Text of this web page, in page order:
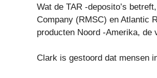
Wat de TAR -deposito’s
Company (RMSC) en Atlantic
producten Noord -Amerika, de
Clark is gestoord dat mensen